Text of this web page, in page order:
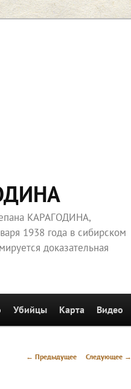
КАРАГОДИНА,
1938 года в сибирском
доказательная
Убийцы Карта Видео
Навигация
← Предыдущее Следующее →